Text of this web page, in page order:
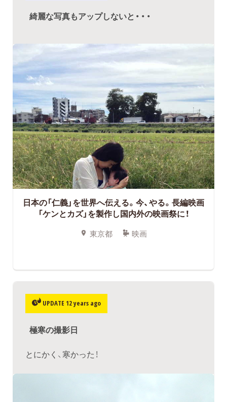
綺麗な写真もアップしないと・・・
日本の「仁義」を世界へ伝える。今、やる。長編映画
「ケンとカズ」を製作し国内外の映画祭に！
東京都 映画
UPDATE 12 years ago
極寒の撮影日
とにかく、寒かった！